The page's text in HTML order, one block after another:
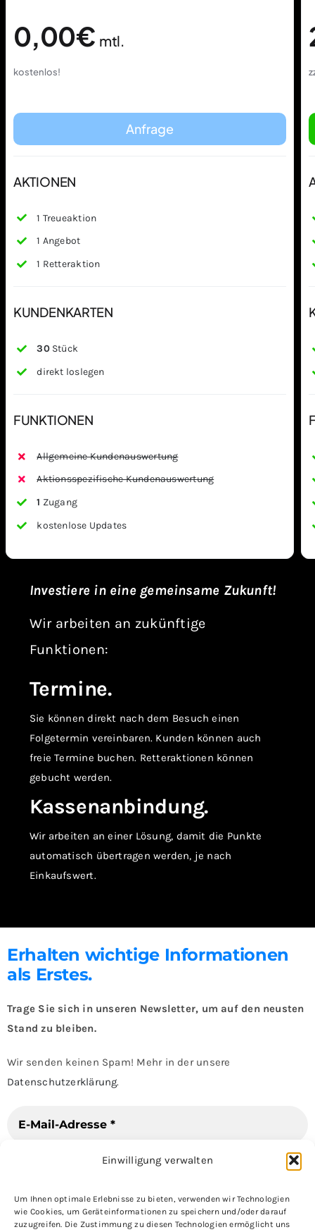
Einwilligung verwalten
Um Ihnen optimale Erlebnisse zu bieten, verwenden wir Technologien
wie Cookies, um Geräteinformationen zu speichern und/oder darauf
zuzugreifen. Die Zustimmung zu diesen Technologien ermöglicht uns
0,00€ mtl.
kostenlos!
Anfrage
AKTIONEN
1 Treueaktion
1 Angebot
1 Retteraktion
KUNDENKARTEN
30Stück
direkt loslegen
FUNKTIONEN
Allgemeine Kundenauswertung
Aktionsspezifische Kundenauswertung
1 Zugang
kostenlose Updates
Investiere in eine gemeinsame Zukunft!
Wir arbeiten an zukünftige
Funktionen:
Termine.
Sie können direkt nach dem Besuch einen
Folgetermin vereinbaren. Kunden können auch
freie Termine buchen. Retteraktionen können
gebucht werden.
Kassenanbindung.
Wir arbeiten an einer Lösung, damit die Punkte
automatisch übertragen werden, je nach
Einkaufswert.
Erhalten wichtige Informationen
als Erstes.
Trage Sie sich in unseren Newsletter, um auf den neusten
Stand zu bleiben.
Wir senden keinen Spam! Mehr in der unsere
Datenschutzerklärung.
Loofile Innovation UG Impressum